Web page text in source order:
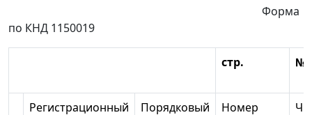
Форма
по КНД 1150019
стр. №
Регистрационный
Порядковый
Номер